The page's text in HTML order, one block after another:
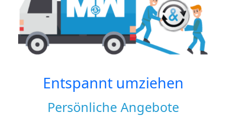
Entspannt umziehen
Persönliche Angebote